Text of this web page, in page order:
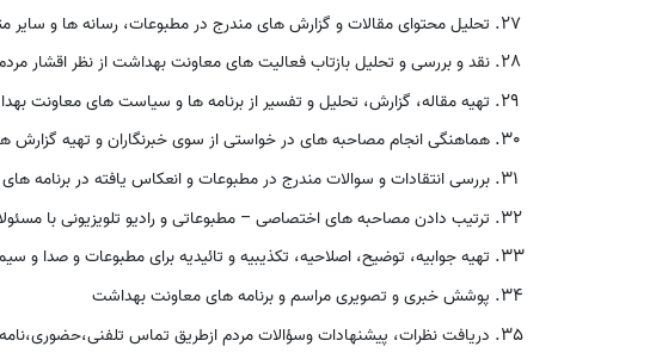
تحلیل محتوای مقالات و گزارش های مندرج در مطبوعات، رسانه ها و سایر
نقد و بررسی و تحلیل بازتاب فعالیت های معاونت بهداشت از نظر اقشار
تهیه مقاله، گزارش، تحلیل و تفسیر از برنامه ها و سیاست های معاونت
هماهنگی انجام مصاحبه های در خواستی از سوی خبرنگاران و تهیه گزارش
بررسی انتقادات و سوالات مندرج در مطبوعات و انعکاس یافته در برنامه
ترتیب دادن مصاحبه های اختصاصی – مطبوعاتی و رادیو تلویزیونی با
تهیه جوابیه، توضیح، اصلاحیه، تکذیبیه و تائیدیه برای مطبوعات و صدا و
پوشش خبری و تصویری مراسم و برنامه های معاونت بهداشت
دریافت نظرات، پیشنهادات وسؤالات مردم ازطریق تماس